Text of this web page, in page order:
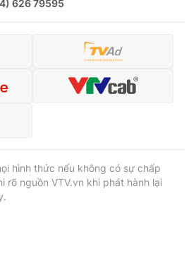
626 79595
hình thức nếu không có sự chấp
rõ nguồn VTV.vn khi phát hành lại